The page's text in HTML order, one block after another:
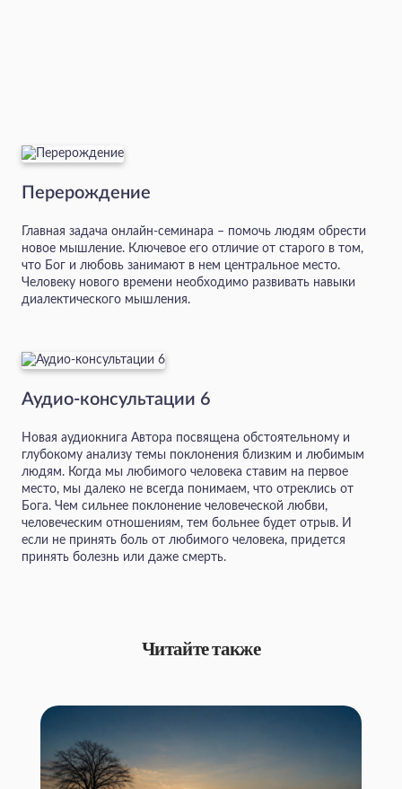
Перерождение
Главная задача онлайн-семинара – помочь людям обрести
новое мышление. Ключевое его отличие от старого в том,
что Бог и любовь занимают в нем центральное место.
Человеку нового времени необходимо развивать навыки
диалектического мышления.
Аудио-консультации 6
Новая аудиокнига Автора посвящена обстоятельному и
глубокому анализу темы поклонения близким и любимым
людям. Когда мы любимого человека ставим на первое
место, мы далеко не всегда понимаем, что отреклись от
Бога. Чем сильнее поклонение человеческой любви,
человеческим отношениям, тем больнее будет отрыв. И
если не принять боль от любимого человека, придется
принять болезнь или даже смерть.
Читайте также